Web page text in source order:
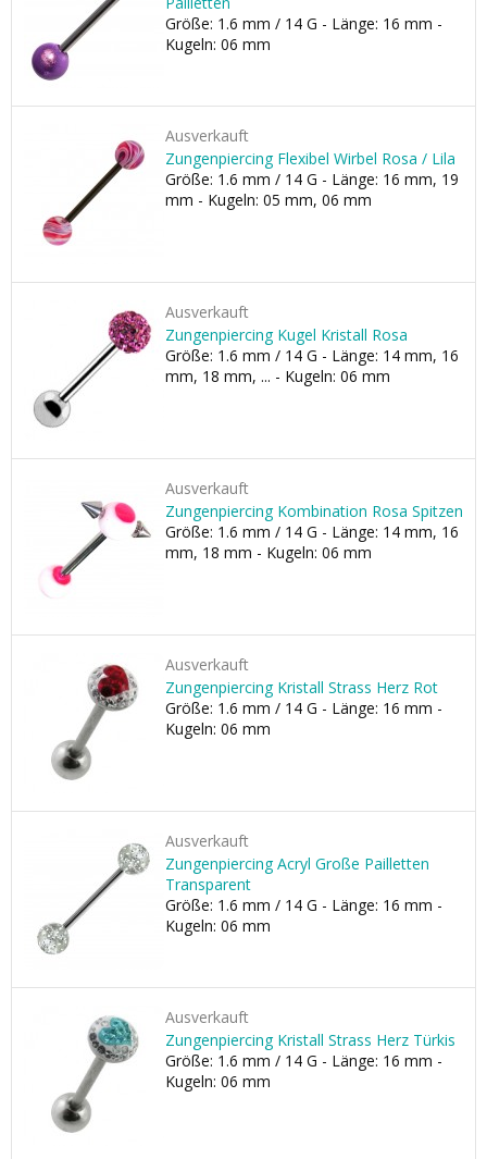
Größe: 1.6 mm / 14 G - Länge: 16 mm -
Kugeln: 06 mm
Ausverkauft
Zungenpiercing Flexibel Wirbel Rosa / Lila
Größe: 1.6 mm / 14 G - Länge: 16 mm, 19
mm - Kugeln: 05 mm, 06 mm
Ausverkauft
Zungenpiercing Kugel Kristall Rosa
Größe: 1.6 mm / 14 G - Länge: 14 mm, 16
mm, 18 mm, ... - Kugeln: 06 mm
Ausverkauft
Zungenpiercing Kombination Rosa Spitzen
Größe: 1.6 mm / 14 G - Länge: 14 mm, 16
mm, 18 mm - Kugeln: 06 mm
Ausverkauft
Zungenpiercing Kristall Strass Herz Rot
Größe: 1.6 mm / 14 G - Länge: 16 mm -
Kugeln: 06 mm
Ausverkauft
Zungenpiercing Acryl Große Pailletten
Transparent
Größe: 1.6 mm / 14 G - Länge: 16 mm -
Kugeln: 06 mm
Ausverkauft
Zungenpiercing Kristall Strass Herz Türkis
Größe: 1.6 mm / 14 G - Länge: 16 mm -
Kugeln: 06 mm